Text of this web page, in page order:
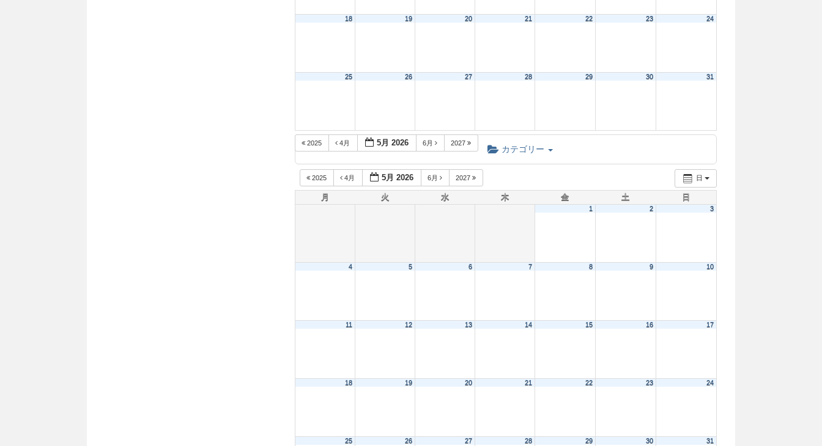
18 19 20 21 22 23 24
25 26 27 28 29 30 31
2025 4月 5月 2026 6月 2027
カテゴリー
日
2025 4月 5月 2026 6月 2027
月 火 水 木 金 土 日
1 2 3
4 5 6 7 8 9 10
11 12 13 14 15 16 17
18 19 20 21 22 23 24
25 26 27 28 29 30 31